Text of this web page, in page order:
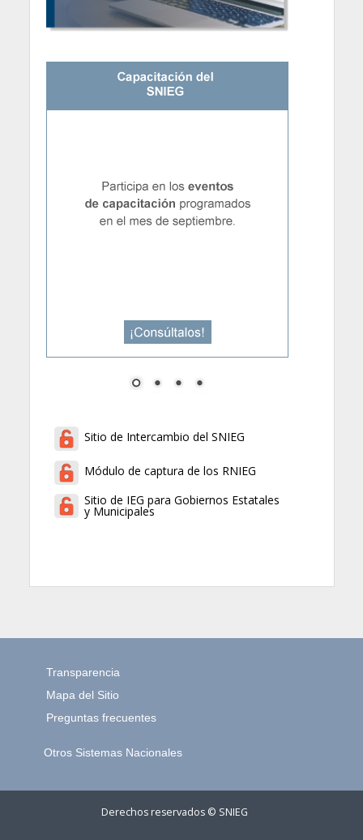
Sitio de Intercambio del SNIEG
Módulo de captura de los RNIEG
Sitio de IEG para Gobiernos Estatales
y Municipales
Transparencia
Mapa del Sitio
Preguntas frecuentes
Otros Sistemas Nacionales
Derechos reservados © SNIEG